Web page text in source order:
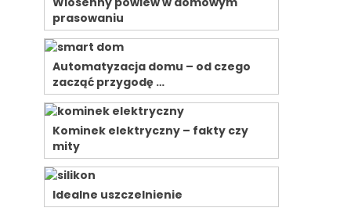
prasowaniu
Automatyzacja domu – od czego
zacząć przygodę …
Kominek elektryczny – fakty czy
mity
Idealne uszczelnienie